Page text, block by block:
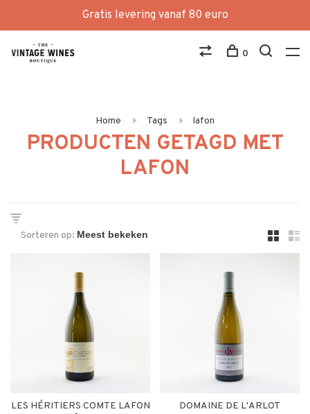
Gratis levering vanaf 80 euro
0
Home Tags lafon
PRODUCTEN GETAGD MET
LAFON
Sorteren op:
LES HÉRITIERS COMTE LAFON DOMAINE DE L'ARLOT